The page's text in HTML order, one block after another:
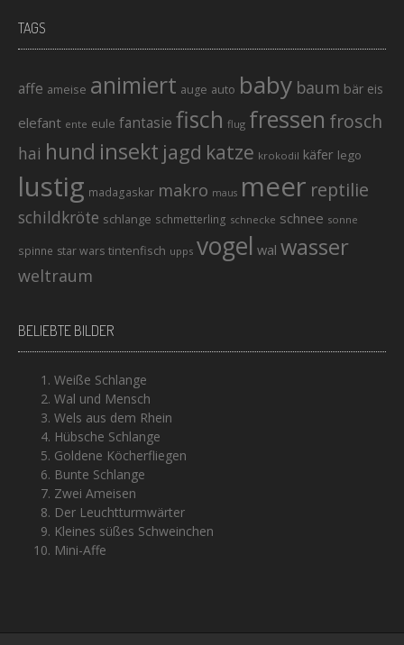
TAGS
affe ameise animiert auge auto baby baum bär eis
elefant ente eule fantasie fisch flug fressen frosch
hai hund insekt jagd katze krokodil käfer lego
lustig madagaskar makro maus meer reptilie
schildkröte schlange schmetterling schnecke schnee sonne
spinne star wars tintenfisch upps vogel wal wasser
weltraum
BELIEBTE BILDER
Weiße Schlange
Wal und Mensch
Wels aus dem Rhein
Hübsche Schlange
Goldene Köcherfliegen
Bunte Schlange
Zwei Ameisen
Der Leuchtturmwärter
Kleines süßes Schweinchen
Mini-Affe